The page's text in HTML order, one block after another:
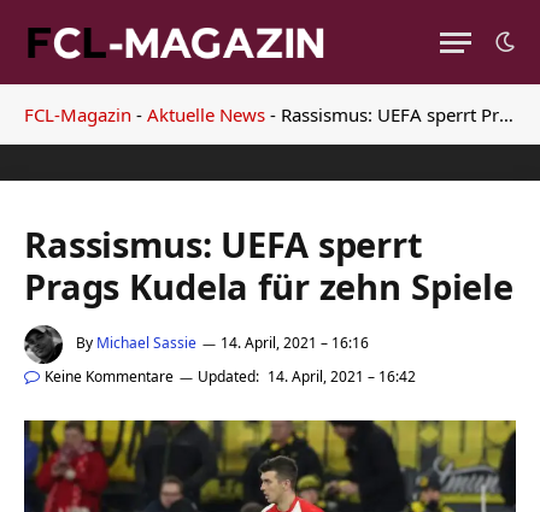
FCL-Magazin - Aktuelle News - Rassismus: UEFA sperrt Prags Kudela für zehn Spiele
Rassismus: UEFA sperrt
Prags Kudela für zehn Spiele
By Michael Sassie
14. April, 2021 – 16:16
Keine Kommentare
Updated: 14. April, 2021 – 16:42